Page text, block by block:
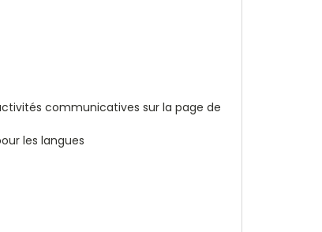
communicatives sur la page de
les langues